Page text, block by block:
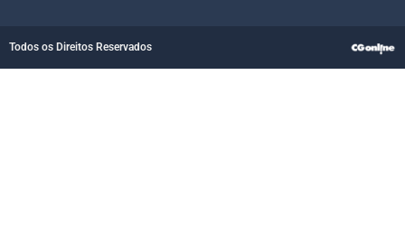
Todos os Direitos Reservados